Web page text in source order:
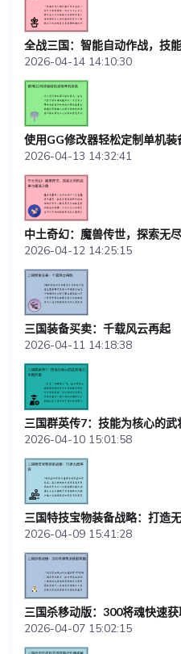
全战三国：智能自动作战，技
2026-04-14 14:10:30
使用GG修改器轻松定制单机装
2026-04-13 14:32:41
中土奇幻：魔兽传世，探索无
2026-04-12 14:25:15
三国装备买卖：千载风云再起
2026-04-11 14:18:38
三国群英传7：技能为核心的
2026-04-10 15:01:58
三国特技宝物装备战略：打造
2026-04-09 15:41:28
三国杀移动版：300将魂快速
2026-04-07 15:02:15